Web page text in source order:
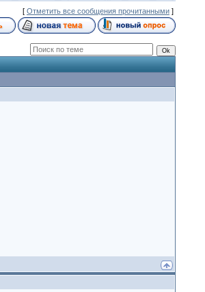
[ Отметить все сообщения прочитанными]